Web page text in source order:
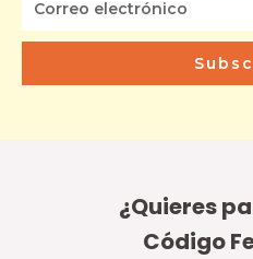
¿Quieres
Código